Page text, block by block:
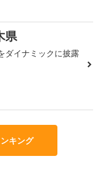
県
ダイナミックに披露
キング